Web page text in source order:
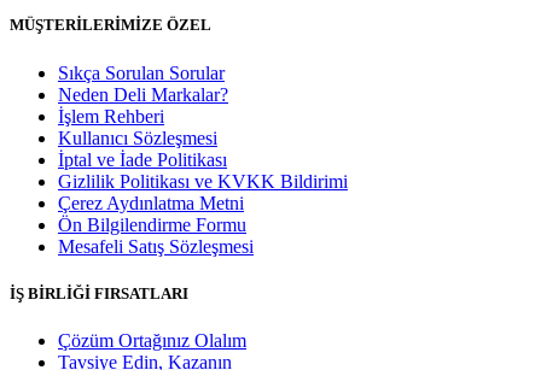
MÜŞTERİLERİMİZE ÖZEL
Sıkça Sorulan Sorular
Neden Deli Markalar?
İşlem Rehberi
Kullanıcı Sözleşmesi
İptal ve İade Politikası
Gizlilik Politikası ve KVKK Bildirimi
Çerez Aydınlatma Metni
Ön Bilgilendirme Formu
Mesafeli Satış Sözleşmesi
İŞ BİRLİĞİ FIRSATLARI
Çözüm Ortağınız Olalım
Tavsiye Edin, Kazanın